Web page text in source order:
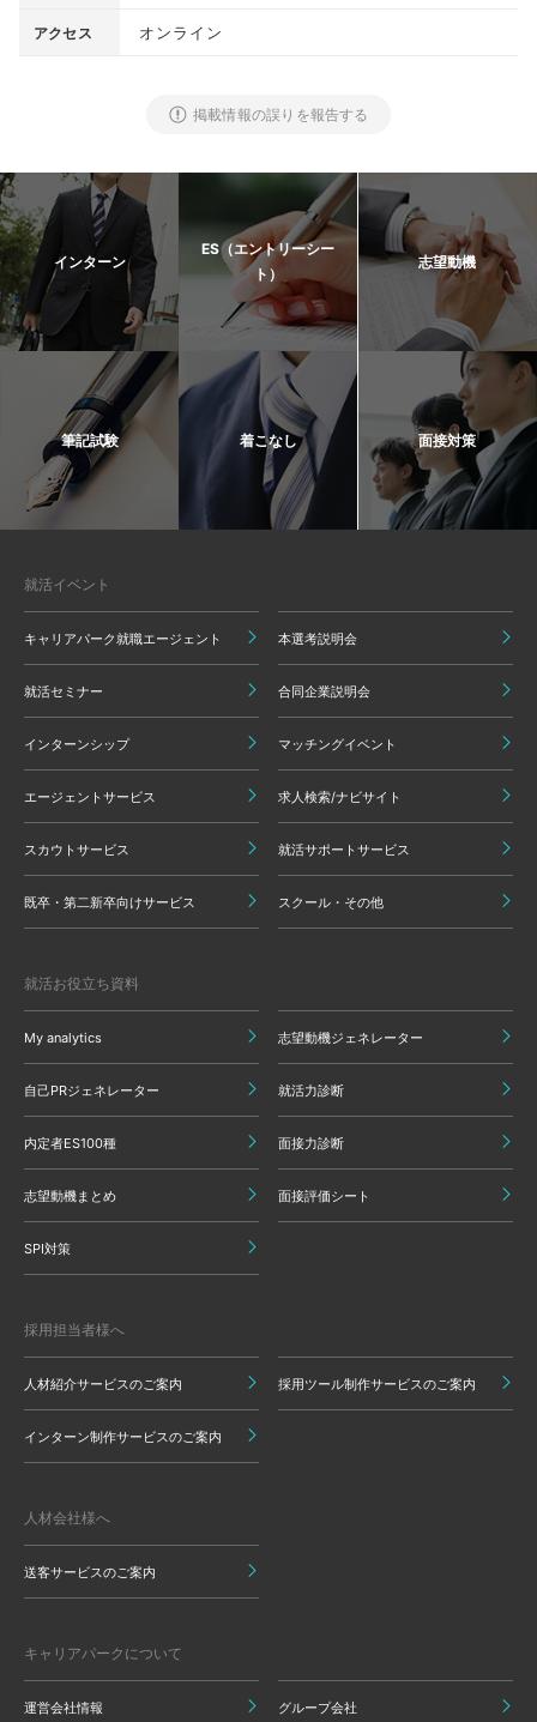
アクセス オンライン
掲載情報の誤りを報告する
インターン
ES（エントリーシー
ト）
志望動機
筆記試験 着こなし 面接対策
就活イベント
キャリアパーク就職エージェント 本選考説明会
就活セミナー 合同企業説明会
インターンシップ マッチングイベント
エージェントサービス 求人検索/ナビサイト
スカウトサービス 就活サポートサービス
既卒・第二新卒向けサービス スクール・その他
就活お役立ち資料
My analytics 志望動機ジェネレーター
自己PRジェネレーター 就活力診断
内定者ES100種 面接力診断
志望動機まとめ 面接評価シート
SPI対策
採用担当者様へ
人材紹介サービスのご案内 採用ツール制作サービスのご案内
インターン制作サービスのご案内
人材会社様へ
送客サービスのご案内
キャリアパークについて
運営会社情報 グループ会社